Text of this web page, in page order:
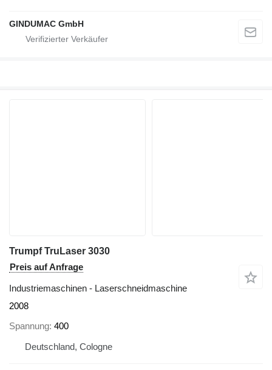
GINDUMAC GmbH
Trumpf TruLaser 3030
Preis auf Anfrage
Industriemaschinen - Laserschneidmaschine
2008
Spannung 400
Deutschland, Cologne